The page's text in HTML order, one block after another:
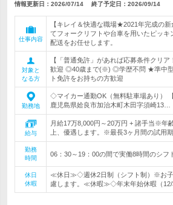
情報更新日：2026/07/14 終了予定日： 2026/09/14
仕事内容
【キレイ＆快適な職場★2021年完成の
てフォークリフトや台車を用いたピッキ
配送をお任せします。
対象と
なる方
【「普通免許」があれば応募条件クリ
歓迎 ◎40歳まで(※) ◎学歴不問 ★準中型
ト免許をお持ちの方歓迎
勤務地
◇マイカー通勤OK（無料駐車場あり）
鹿児島県姶良市加治木町木田字須崎13…
給与
月給17万8,000円～20万円 + 諸手当※年
上、優遇します。※最長3ヶ月間の試用
勤務
時間
06：30～19：00の間で実働8時間のシフ
休日
休暇
≪休日≫◇週休2日制（シフト制）※お子
慮します。≪休暇≫◇年末年始休暇（12/